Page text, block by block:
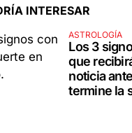
INTERESAR
ASTROLOGÍA
Los 3
que
noticia
termine la